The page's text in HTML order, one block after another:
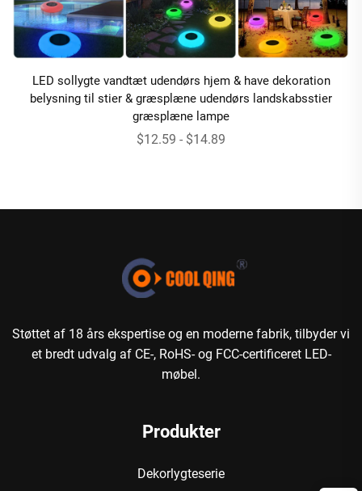
LED sollygte vandtæt udendørs hjem & have dekoration
belysning til stier & græsplæne udendørs landskabsstier
græsplæne lampe
$12.59 - $14.89
Støttet af 18 års ekspertise og en moderne fabrik, tilbyder vi
et bredt udvalg af CE-, RoHS- og FCC-certificeret LED-
møbel.
Produkter
Dekorlygteserie